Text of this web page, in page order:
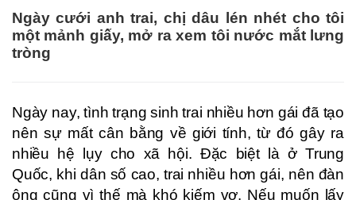
Ngày cưới anh trai, chị dâu lén nhét cho tôi
một mảnh giấy, mở ra xem tôi nước mắt lưng
tròng
Ngày nay, tình trạng sinh trai nhiều hơn gái đã tạo
nên sự mất cân bằng về giới tính, từ đó gây ra
nhiều hệ lụy cho xã hội. Đặc biệt là ở Trung
Quốc, khi dân số cao, trai nhiều hơn gái, nên đàn
ông cũng vì thế mà khó kiếm vợ. Nếu muốn lấy